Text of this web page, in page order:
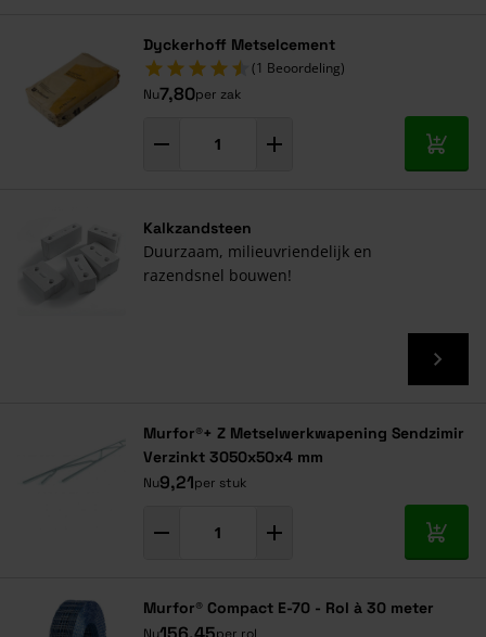
Dyckerhoff Metselcement
(1 Beoordeling)
Nu7,80per zak
In
Kalkzandsteen
Duurzaam, milieuvriendelijk en
razendsnel bouwen!
Murfor®+ Z Metselwerkwapening Sendzimir
Verzinkt 3050x50x4 mm
Nu9,21per stuk
In
Murfor® Compact E-70 - Rol à 30 meter